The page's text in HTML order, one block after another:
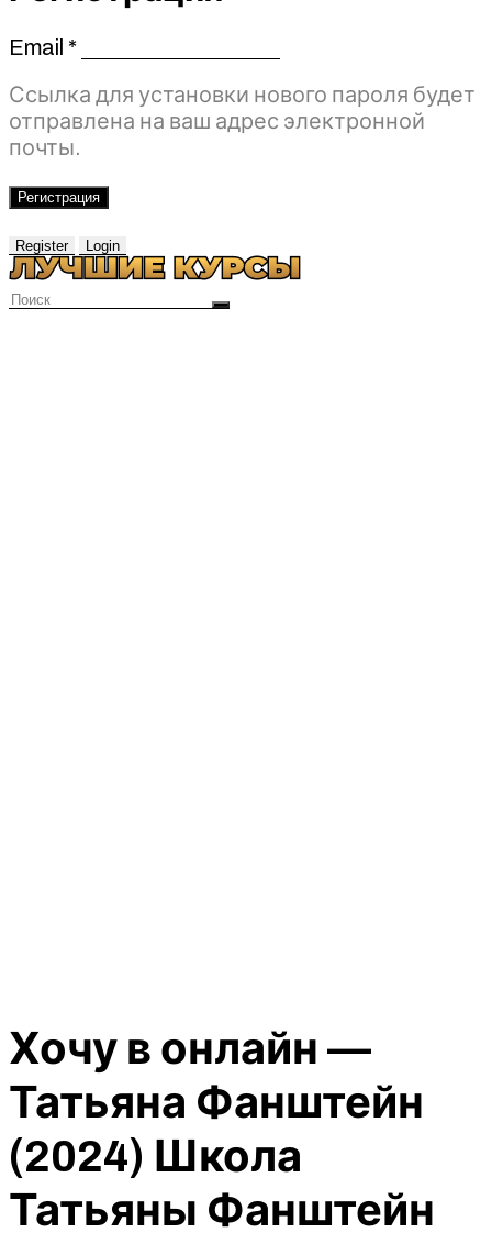
Email *Обязательно
Ссылка для установки нового пароля будет
отправлена ​​на ваш адрес электронной
почты.
Регистрация
Register Login
Хочу в онлайн —
Татьяна Фанштейн
(2024) Школа
Татьяны Фанштейн